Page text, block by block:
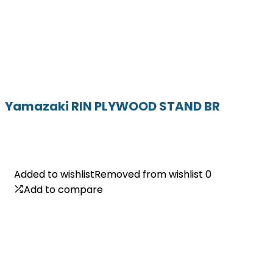
Yamazaki RIN PLYWOOD STAND BR
Added to wishlistRemoved from wishlist 0
Add to compare
Added to wishlistRemoved from wishlist 0
Add to compare